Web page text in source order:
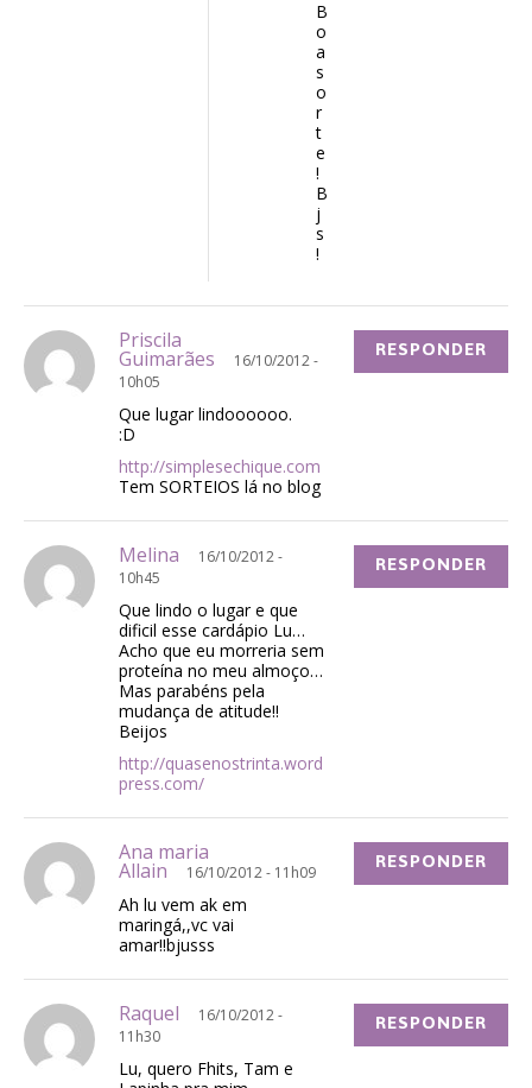
B
o
a
s
o
r
t
e
!
B
j
s
!
Priscila
Guimarães
16/10/2012 -
10h05
Que lugar lindoooooo.
:D
http://simplesechique.com
Tem SORTEIOS lá no blog
RESPONDER
Melina
16/10/2012 -
10h45
Que lindo o lugar e que
dificil esse cardápio Lu…
Acho que eu morreria sem
proteína no meu almoço…
Mas parabéns pela
mudança de atitude!!
Beijos
http://quasenostrinta.word
press.com/
RESPONDER
Ana maria
Allain 16/10/2012 - 11h09
Ah lu vem ak em
maringá,,vc vai
amar!!bjusss
RESPONDER
Raquel
16/10/2012 -
11h30
Lu, quero Fhits, Tam e
RESPONDER